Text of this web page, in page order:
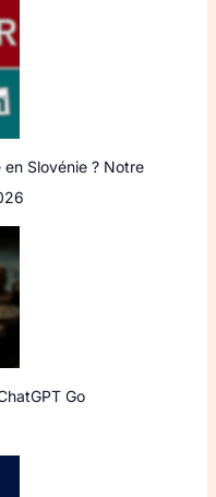
Slovénie ? Notre
Go